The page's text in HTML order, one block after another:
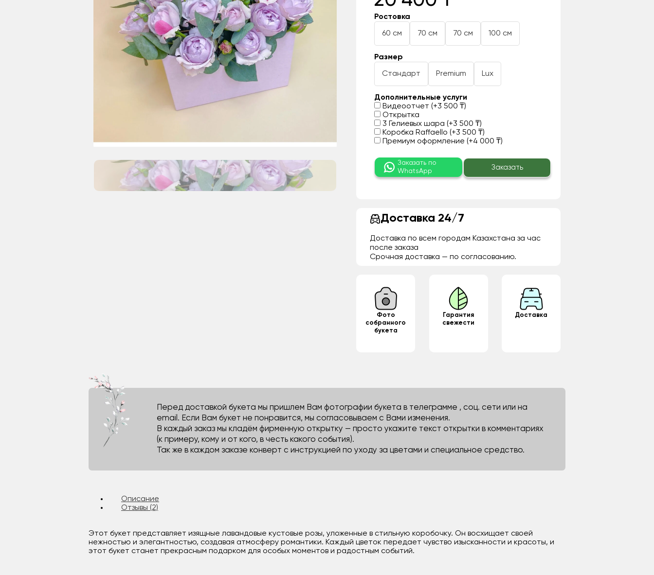
Ростовка
60 см 70 см 70 см 100 см
Размер
Стандарт Premium Lux
Дополнительные услуги
Видеоотчет (+3 500 ₸)
Открытка
3 Гелиевых шара (+3 500 ₸)
Коробка Raffaello (+3 500 ₸)
Премиум оформление (+4 000 ₸)
Заказать по
WhatsApp
Заказать
Доставка 24/7
Доставка по всем городам Казахстана за час
после заказа
Срочная доставка — по согласованию.
Фото
собранного
букета
Гарантия
свежести
Доставка
Перед доставкой букета мы пришлем Вам фотографии букета в телеграмме , соц. сети или на
email. Если Вам букет не понравится, мы согласовываем с Вами изменения.
В каждый заказ мы кладём фирменную открытку — просто укажите текст открытки в комментариях
(к примеру, кому и от кого, в честь какого события).
Так же в каждом заказе конверт с инструкцией по уходу за цветами и специальное средство.
Описание
Отзывы (2)
Этот букет представляет изящные лавандовые кустовые розы, уложенные в стильную коробочку. Он восхищает своей
нежностью и элегантностью, создавая атмосферу романтики. Каждый цветок передает чувство изысканности и красоты, и
этот букет станет прекрасным подарком для особых моментов и радостным событий.